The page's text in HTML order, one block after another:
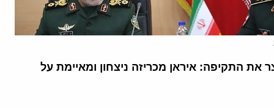
את התקיפה: איראן מכריזה ניצחון ומאיימת על